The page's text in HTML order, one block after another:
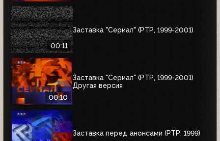
00:11
Заставка "Сериал" (РТР, 1999-2001)
00:10
Заставка "Сериал" (РТР, 1999-2001)
Другая версия
Заставка перед анонсами (РТР, 1999)